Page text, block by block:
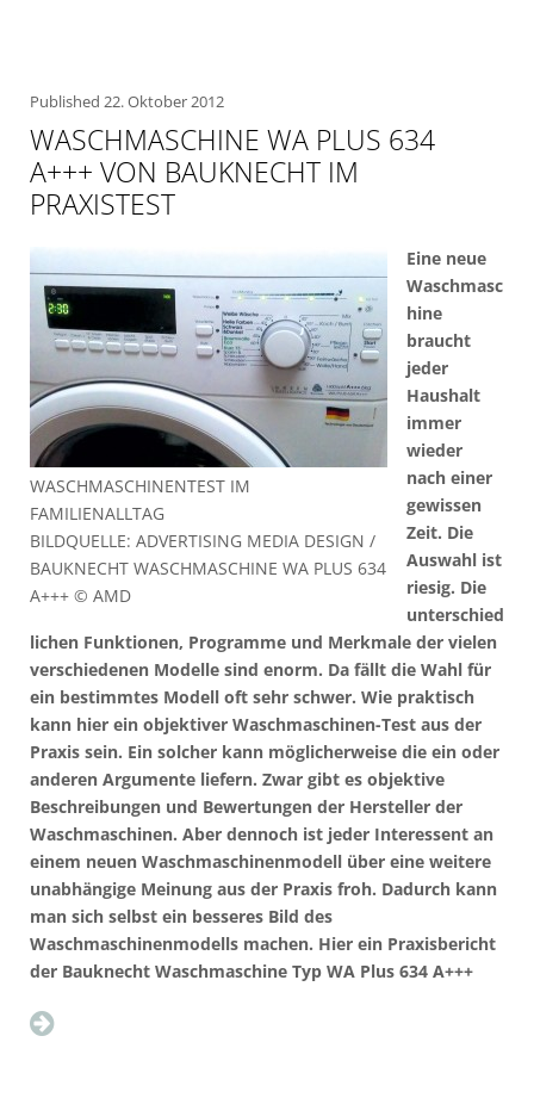
Published 22. Oktober 2012
WASCHMASCHINE WA PLUS 634
A+++ VON BAUKNECHT IM
PRAXISTEST
WASCHMASCHINENTEST IM
FAMILIENALLTAG
BILDQUELLE: ADVERTISING MEDIA DESIGN /
BAUKNECHT WASCHMASCHINE WA PLUS 634
A+++ © AMD
Eine neue
Waschmasc
hine
braucht
jeder
Haushalt
immer
wieder
nach einer
gewissen
Zeit. Die
Auswahl ist
riesig. Die
unterschied
lichen Funktionen, Programme und Merkmale der vielen
verschiedenen Modelle sind enorm. Da fällt die Wahl für
ein bestimmtes Modell oft sehr schwer. Wie praktisch
kann hier ein objektiver Waschmaschinen-Test aus der
Praxis sein. Ein solcher kann möglicherweise die ein oder
anderen Argumente liefern. Zwar gibt es objektive
Beschreibungen und Bewertungen der Hersteller der
Waschmaschinen. Aber dennoch ist jeder Interessent an
einem neuen Waschmaschinenmodell über eine weitere
unabhängige Meinung aus der Praxis froh. Dadurch kann
man sich selbst ein besseres Bild des
Waschmaschinenmodells machen. Hier ein Praxisbericht
der Bauknecht Waschmaschine Typ WA Plus 634 A+++